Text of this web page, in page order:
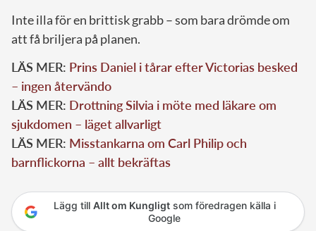
Inte illa för en brittisk grabb – som bara drömde om
att få briljera på planen.
LÄS MER: Prins Daniel i tårar efter Victorias besked
– ingen återvändo
LÄS MER: Drottning Silvia i möte med läkare om
sjukdomen – läget allvarligt
LÄS MER: Misstankarna om Carl Philip och
barnflickorna – allt bekräftas
Lägg till Allt om Kungligtsom föredragen källa i
Google